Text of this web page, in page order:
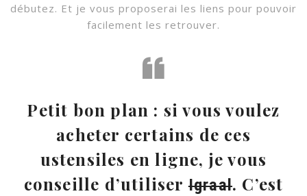
débutez. Et je vous proposerai les liens pour pouvoir
facilement les retrouver.
Petit bon plan : si vous voulez
acheter certains de ces
ustensiles en ligne, je vous
conseille d’utiliserIgraal. C’est